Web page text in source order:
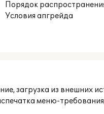
Порядок
Условия апгрейда
загрузка из внешних
меню-